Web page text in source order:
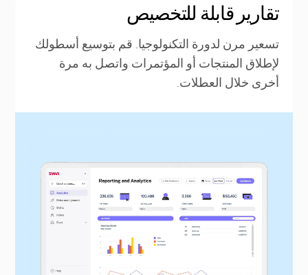
تقارير قابلة للتخصيص
تسعير مرن لدورة التكنولوجيا. قم بتوسيع أسطولك
لإطلاق المنتجات أو المؤتمرات واتصل به مرة
أخرى خلال العطلات.